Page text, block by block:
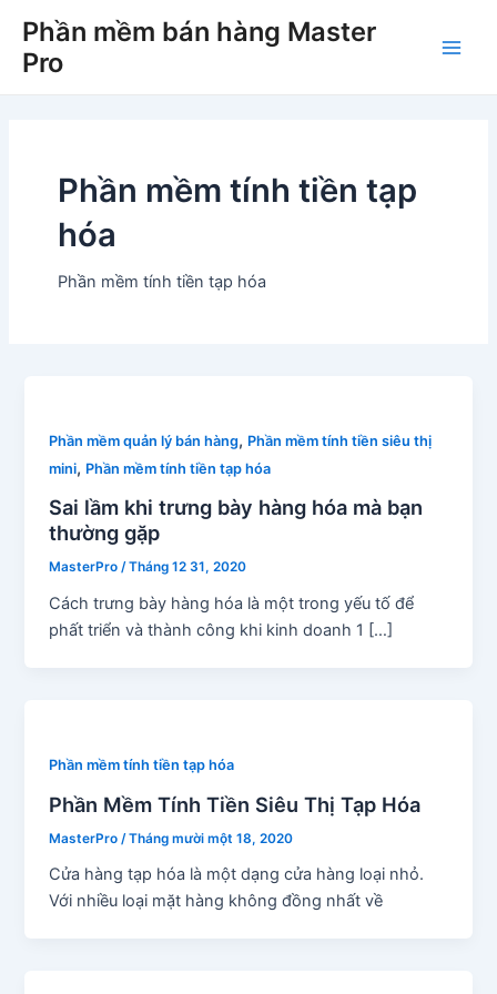
content
Phần mềm bán hàng Master
Pro
Phần mềm tính tiền tạp
hóa
Phần mềm tính tiền tạp hóa
Phần mềm quản lý bán hàng, Phần mềm tính tiền siêu thị
mini, Phần mềm tính tiền tạp hóa
Sai lầm khi trưng bày hàng hóa mà bạn
thường gặp
MasterPro/Tháng 12 31, 2020
Cách trưng bày hàng hóa là một trong yếu tố để
phất triển và thành công khi kinh doanh 1 […]
Phần mềm tính tiền tạp hóa
Phần Mềm Tính Tiền Siêu Thị Tạp Hóa
MasterPro /Tháng mười một 18, 2020
Cửa hàng tạp hóa là một dạng cửa hàng loại nhỏ.
Với nhiều loại mặt hàng không đồng nhất về